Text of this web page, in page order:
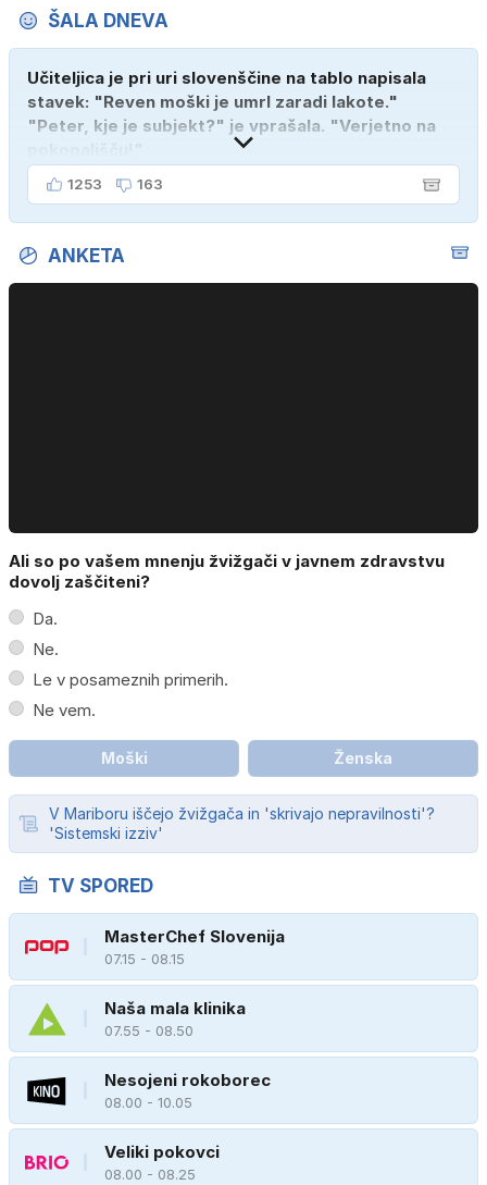
ŠALA DNEVA
Učiteljica je pri uri slovenščine na tablo napisala
stavek: "Reven moški je umrl zaradi lakote."
"Peter, kje je subjekt?" je vprašala. "Verjetno na
1253 163
ANKETA
Ali so po vašem mnenju žvižgači v javnem zdravstvu
dovolj zaščiteni?
Da.
Ne.
Le v posameznih primerih.
Ne vem.
Moški Ženska
V Mariboru iščejo žvižgača in 'skrivajo nepravilnosti'?
'Sistemski izziv'
TV SPORED
MasterChef Slovenija
07.15 - 08.15
Naša mala klinika
07.55 - 08.50
Nesojeni rokoborec
08.00 - 10.05
Veliki pokovci
08.00 - 08.25